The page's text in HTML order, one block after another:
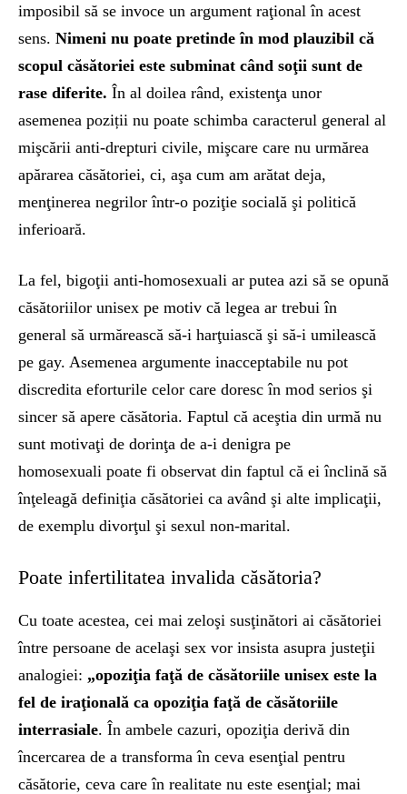
imposibil să se invoce un argument raţional în acest
sens. Nimeni nu poate pretinde în mod plauzibil că
scopul căsătoriei este subminat când soţii sunt de
rase diferite. În al doilea rând, existenţa unor
asemenea poziții nu poate schimba caracterul general al
mişcării anti-drepturi civile, mişcare care nu urmărea
apărarea căsătoriei, ci, aşa cum am arătat deja,
menţinerea negrilor într-o poziţie socială şi politică
inferioară.
La fel, bigoţii anti-homosexuali ar putea azi să se opună
căsătoriilor unisex pe motiv că legea ar trebui în
general să urmărească să-i harţuiască şi să-i umilească
pe gay. Asemenea argumente inacceptabile nu pot
discredita eforturile celor care doresc în mod serios şi
sincer să apere căsătoria. Faptul că aceştia din urmă nu
sunt motivaţi de dorinţa de a-i denigra pe
homosexuali poate fi observat din faptul că ei înclină să
înţeleagă definiţia căsătoriei ca având şi alte implicaţii,
de exemplu divorţul şi sexul non-marital.
Poate infertilitatea invalida căsătoria?
Cu toate acestea, cei mai zeloşi susţinători ai căsătoriei
între persoane de acelaşi sex vor insista asupra justeţii
analogiei: „opoziţia faţă de căsătoriile unisex este la
fel de iraţională ca opoziţia faţă de căsătoriile
interrasiale. În ambele cazuri, opoziţia derivă din
încercarea de a transforma în ceva esenţial pentru
căsătorie, ceva care în realitate nu este esenţial; mai